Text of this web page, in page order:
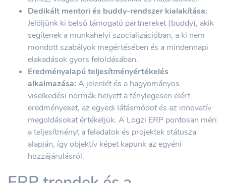
Dedikált mentori és buddy-rendszer kialakítása:
Jelöljünk ki belső támogató partnereket (buddy), akik
segítenek a munkahelyi szocializációban, a ki nem
mondott szabályok megértésében és a mindennapi
elakadások gyors feloldásában.
Eredményalapú teljesítményértékelés
alkalmazása: A jelenlét és a hagyományos
viselkedési normák helyett a ténylegesen elért
eredményeket, az egyedi látásmódot és az innovatív
megoldásokat értékeljük. A Logzi ERP pontosan méri
a teljesítményt a feladatok és projektek státusza
alapján, így objektív képet kapunk az egyéni
hozzájárulásról.